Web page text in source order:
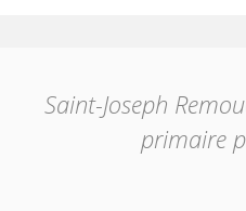
Saint-Joseph
primaire